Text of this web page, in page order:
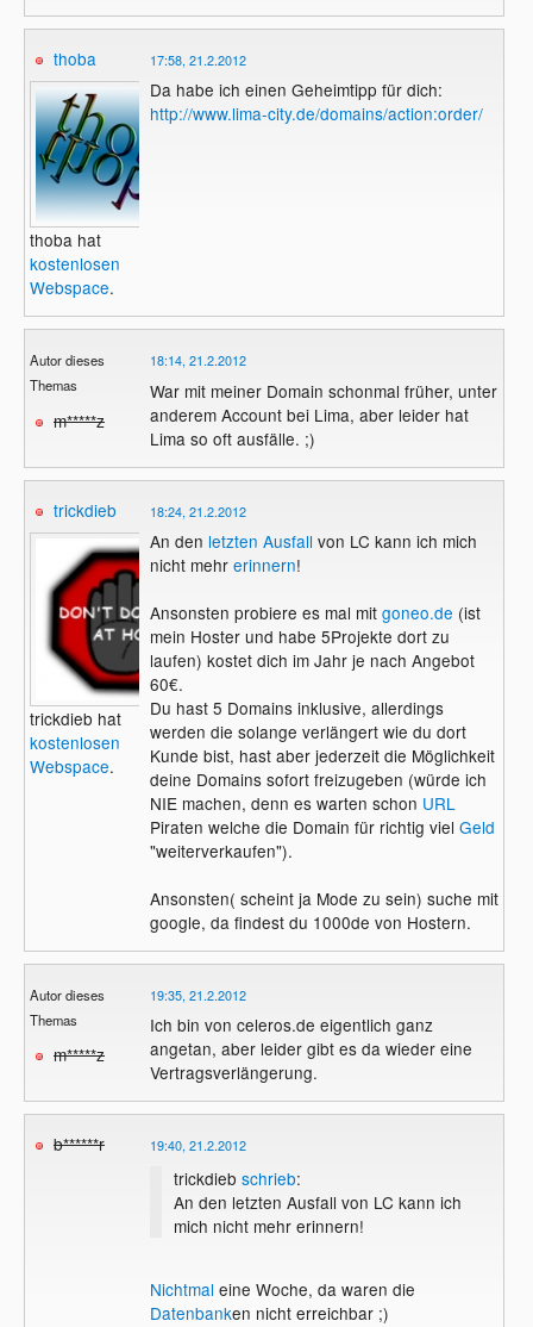
thoba
thoba hat
kostenlosen
Webspace.
17:58, 21.2.2012
Da habe ich einen Geheimtipp für dich:
http://www.lima-city.de/domains/action:order/
Autor dieses
Themas
m*****z
18:14, 21.2.2012
War mit meiner Domain schonmal früher, unter
anderem Account bei Lima, aber leider hat
Lima so oft ausfälle. ;)
trickdieb
trickdieb hat
kostenlosen
Webspace.
18:24, 21.2.2012
An den letzten Ausfall von LC kann ich mich
nicht mehr erinnern!
Ansonsten probiere es mal mit goneo.de (ist
mein Hoster und habe 5Projekte dort zu
laufen) kostet dich im Jahr je nach Angebot
60€.
Du hast 5 Domains inklusive, allerdings
werden die solange verlängert wie du dort
Kunde bist, hast aber jederzeit die Möglichkeit
deine Domains sofort freizugeben (würde ich
NIE machen, denn es warten schon URL
Piraten welche die Domain für richtig viel Geld
"weiterverkaufen").
Ansonsten( scheint ja Mode zu sein) suche mit
google, da findest du 1000de von Hostern.
Autor dieses
Themas
m*****z
19:35, 21.2.2012
Ich bin von celeros.de eigentlich ganz
angetan, aber leider gibt es da wieder eine
Vertragsverlängerung.
b******r 19:40, 21.2.2012
trickdieb schrieb:
An den letzten Ausfall von LC kann ich
mich nicht mehr erinnern!
Nichtmal eine Woche, da waren die
Datenbanken nicht erreichbar ;)